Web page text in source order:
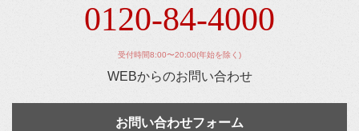
0120-84-4000
受付時間8:00〜20:00(年始を除く)
WEBからのお問い合わせ
お問い合わせフォーム